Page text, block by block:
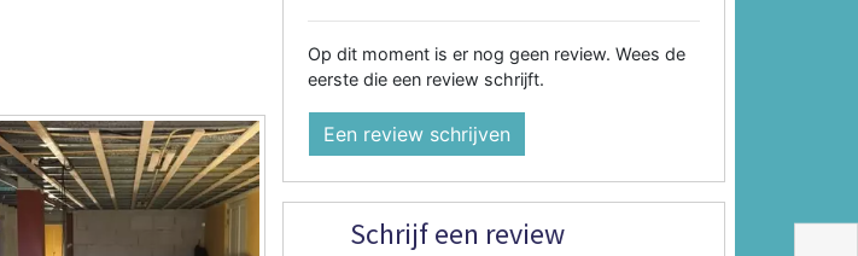
Op dit moment is er nog geen review. Wees de
eerste die een review schrijft.
Een review schrijven
Schrijf een review